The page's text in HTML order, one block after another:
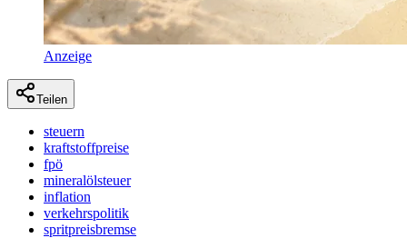
Anzeige
Teilen
steuern
kraftstoffpreise
fpö
mineralölsteuer
inflation
verkehrspolitik
spritpreisbremse